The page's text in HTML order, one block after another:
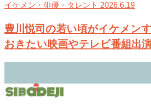
イケメン・俳優・タレント 2026.6.19
豊川悦司の若い頃がイケメン
おきたい映画やテレビ番組出